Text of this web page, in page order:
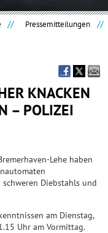
Pressemitteilungen
KNACKEN
– POLIZEI
Lehe haben
Diebstahls und
am Dienstag,
Uhr am Vormittag.